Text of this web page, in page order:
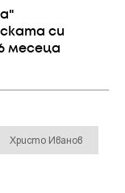
си
месеца
Христо Иванов